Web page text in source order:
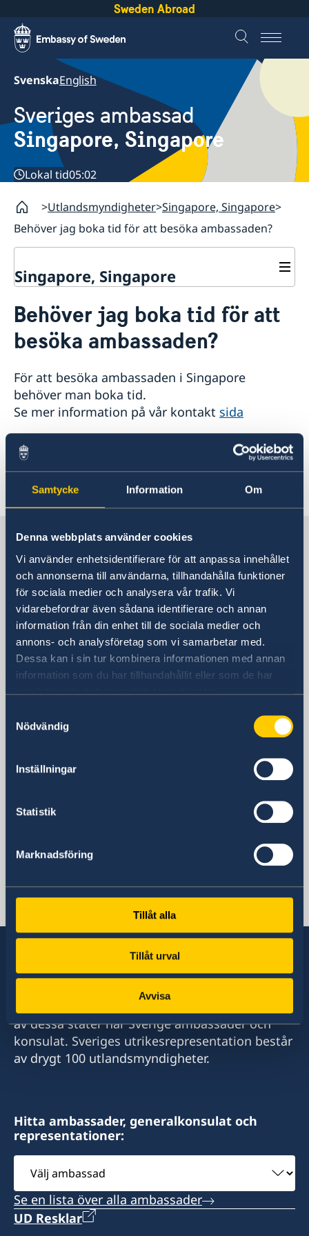
Samtycke Information Om
Denna webbplats använder cookies
Vi använder enhetsidentifierare för att anpassa innehållet
och annonserna till användarna, tillhandahålla funktioner
för sociala medier och analysera vår trafik. Vi
vidarebefordrar även sådana identifierare och annan
information från din enhet till de sociala medier och
annons- och analysföretag som vi samarbetar med.
Dessa kan i sin tur kombinera informationen med annan
information som du har tillhandahållit eller som de har
samlat in när du har använt deras tjänster.
Nödvändig
Inställningar
Statistik
Marknadsföring
Tillåt alla
Tillåt urval
Avvisa
Sweden Abroad
SvenskaEnglish
Sveriges ambassad
Singapore, Singapore
Lokal tid05:02
Utlandsmyndigheter Singapore, Singapore
Behöver jag boka tid för att besöka ambassaden?
Singapore, Singapore
Adresser i Singapore
Svenska föreningar i Singapore
Om oss
Ambassadens personal
Så stöttar vi svenska företag
Team Sweden
Så kan du få stöd
Svenska företag i Singapore
Anmäl handelshinder
GDPR dataskyddspolicy
Behöver jag boka tid för att
besöka ambassaden?
För att besöka ambassaden i Singapore
behöver man boka tid.
Se mer information på vår kontakt sida
Senast uppdaterad 09 maj 2024, 09.50
Sverige i Singapore
Sveriges ambassad
Besöksadress
#14-03 Millenia Tower
1 Temasek Avenue
Singapore 039192
Postadress
Sveriges Ambassad Singapore
1 Temasek Avenue
Telefonnummer
Fax
+65-6415 9747
ambassaden.singapore@gov.se
Svenska konsulat
Darussalam, Brunei
Tel:
+673 7353107
E-post:
Fax:
Consulate of Sweden
No. 8, Simpang 56-7
Jalan Sangai-Sangai
Sverige har diplomatiska förbindelser med i
av dessa stater har Sverige ambassader och
konsulat. Sveriges utrikesrepresentation består
av drygt 100 utlandsmyndigheter.
Hitta ambassader, generalkonsulat och
representationer:
Välj
ambassad
Se en lista över alla ambassader
UD Resklar